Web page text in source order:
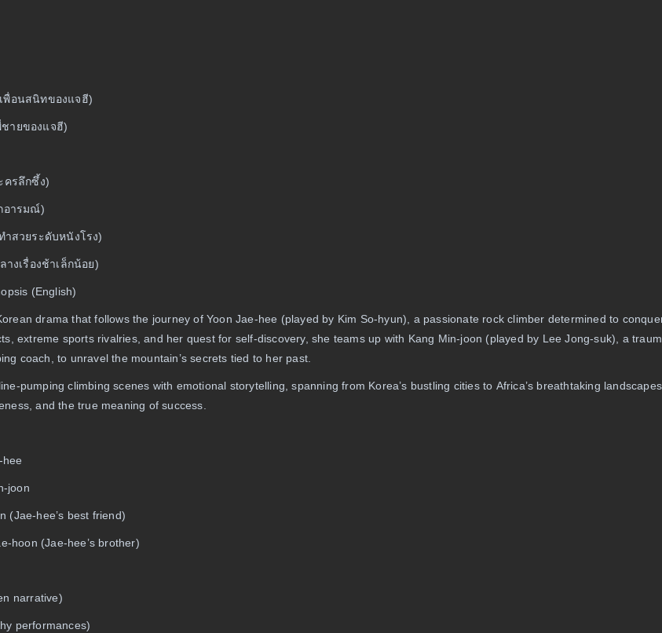
พื่อนสนิทของแจฮี)
ายของแจฮี)
ครลึกซึ้ง)
อารมณ์)
ำสวยระดับหนังโรง)
งเรื่องช้าเล็กน้อย)
(English)
drama that follows the journey of Yoon Jae-hee (played by Kim So-hyun), a passionate rock climber determined to
extreme sports rivalries, and her quest for self-discovery, she teams up with Kang Min-joon (played by Lee Jong-suk), a
coach, to unravel the mountain’s secrets tied to her past.
pumping climbing scenes with emotional storytelling, spanning from Korea’s bustling cities to Africa’s breathtaking
and the true meaning of success.
hee
joon
(Jae-hee’s best friend)
hoon (Jae-hee’s brother)
narrative)
performances)